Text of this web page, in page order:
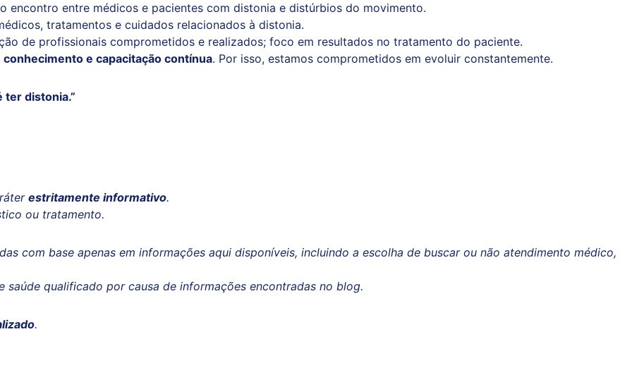
encontro entre médicos e pacientes com distonia e distúrbios do movimento.
tratamentos e cuidados relacionados à distonia.
de profissionais comprometidos e realizados; foco em resultados no tratamento do paciente.
conhecimento e capacitação contínua. Por isso, estamos comprometidos em evoluir constantemente.
ter distonia.”
estritamente informativo.
ou tratamento.
com base apenas em informações aqui disponíveis, incluindo a escolha de buscar ou não atendimento médico,
qualificado por causa de informações encontradas no blog.
.